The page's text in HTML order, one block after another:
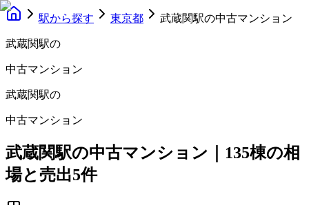
駅から探す 東京都 武蔵関駅の中古マンション
武蔵関駅の
中古マンション
武蔵関駅の
中古マンション
武蔵関駅の中古マンション｜135棟の相
場と売出5件